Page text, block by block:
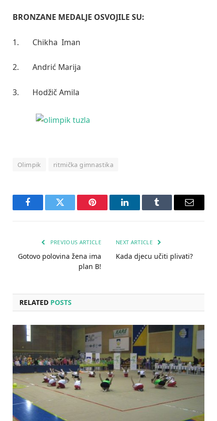
BRONZANE MEDALJE OSVOJILE SU:
1. Chikha Iman
2. Andrić Marija
3. Hodžič Amila
Olimpik ritmička gimnastika
FacebookTwitter Pinterest LinkedInTumblr Email
PREVIOUS ARTICLE
Gotovo polovina žena ima
plan B!
NEXT ARTICLE
Kada djecu učiti plivati?
RELATED POSTS